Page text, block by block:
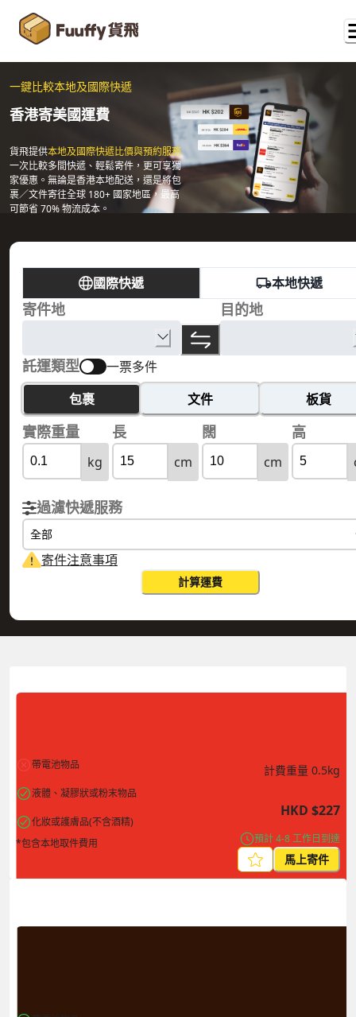
一鍵比較本地及國際快遞
香港寄美國運費
貨飛提供本地及國際快遞比價與預約服務
一次比較多間快遞、輕鬆寄件，更可享獨
家優惠。無論是香港本地配送，還是將包
裹／文件寄往全球 180+ 國家地區，最高
可節省 70% 物流成本。
國際快遞 本地快遞
寄件地 目的地
託運類型 一票多件
包裹 文件 板貨
實際重量 長 闊 高
kg cm cm
過濾快遞服務
全部
寄件注意事項
計算運費
帶電池物品
液體、凝膠狀或粉末物品
化妝或護膚品(不含酒精)
*包含本地取件費用
計費重量 0.5kg
HKD $227
預計 4-8 工作日到達
馬上寄件